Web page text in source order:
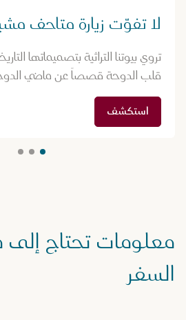
لا تفوّت زيارة متاحف
تروي بيوتنا التراثية بتصميماتها
قلب الدوحة قصصاً عن ماضي
استكشف
معلومات تحتاج إلى
السفر